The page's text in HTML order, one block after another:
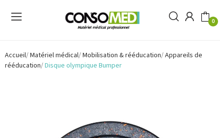
0
Accueil Matériel médical Mobilisation & rééducation Appareils de
rééducation Disque olympique Bumper